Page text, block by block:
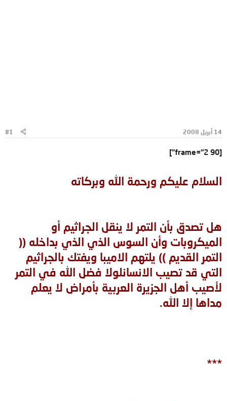
14 أبريل 2008 #1
[frame="2 90"]
السلام عليكم ورحمة الله وبركاته
هل تصدق بأن التمر لا ينقل الجراثيم أو
الميكروبات وأن السوس الذي الذي بداخله ((
‏التمر القديم )) ‏يلتهم الاميبا ويفتك بالجراثيم
التي قد تصيب الانسانلولا فضل الله في التمر
لأصيب أهل الجزيرة العربية بأمراض لا يعلم
مداها إلا الله.
***